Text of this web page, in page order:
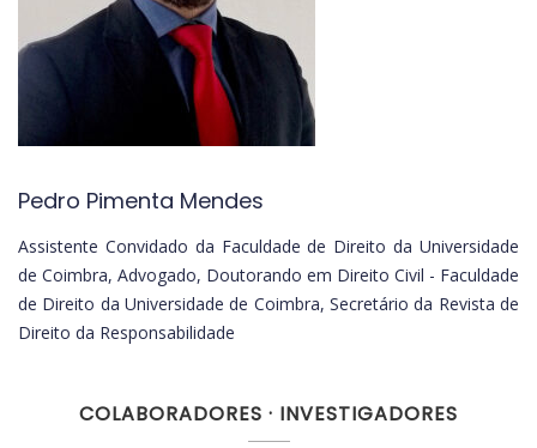
Pedro Pimenta Mendes
Assistente Convidado da Faculdade de Direito da Universidade
de Coimbra, Advogado, Doutorando em Direito Civil - Faculdade
de Direito da Universidade de Coimbra, Secretário da Revista de
Direito da Responsabilidade
COLABORADORES · INVESTIGADORES